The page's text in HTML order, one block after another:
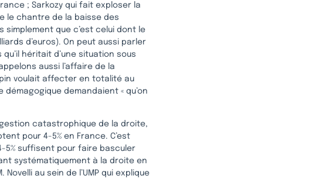
; Sarkozy qui fait exploser la
le chantre de la baisse des
simplement que c’est celui dont le
d’euros). On peut aussi parler
héritait d’une situation sous
aussi l’affaire de la
voulait affecter en totalité au
demandaient « qu’on
catastrophique de la droite,
pour 4-5% en France. C’est
5% suffisent pour faire basculer
systématiquement à la droite en
au sein de l’UMP qui explique